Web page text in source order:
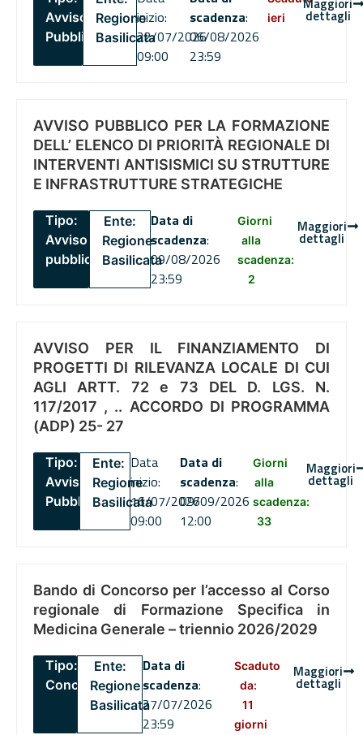
Avviso
Pubblico
Regione
Basilicata
inizio:
22/07/2026
09:00
scadenza:
06/08/2026
23:59
ieri
Maggiori
dettagli
AVVISO PUBBLICO PER LA FORMAZIONE
DELL’ ELENCO DI PRIORITÀ REGIONALE DI
INTERVENTI ANTISISMICI SU STRUTTURE
E INFRASTRUTTURE STRATEGICHE
Tipo:
Avviso
pubblico
Ente:
Regione
Basilicata
Data di
scadenza:
09/08/2026
23:59
Giorni
alla
scadenza:
2
Maggiori
dettagli
AVVISO PER IL FINANZIAMENTO DI
PROGETTI DI RILEVANZA LOCALE DI CUI
AGLI ARTT. 72 e 73 DEL D. LGS. N.
117/2017 , .. ACCORDO DI PROGRAMMA
(ADP) 25- 27
Tipo:
Avviso
Pubblico
Ente:
Regione
Basilicata
Data
inizio:
16/07/2026
09:00
Data di
scadenza:
09/09/2026
12:00
Giorni
alla
scadenza:
33
Maggiori
dettagli
Bando di Concorso per l’accesso al Corso
regionale di Formazione Specifica in
Medicina Generale – triennio 2026/2029
Tipo:
Concorsi
Ente:
Regione
Basilicata
Data di
scadenza:
27/07/2026
23:59
Scaduto
da:
11
giorni
Maggiori
dettagli